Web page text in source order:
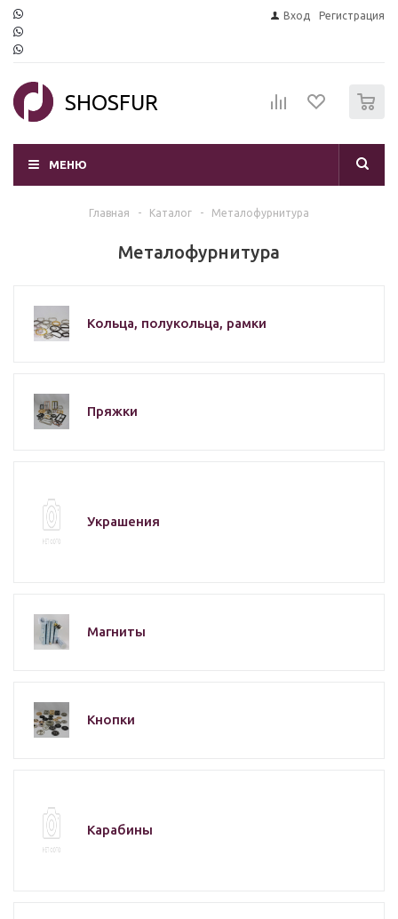
Вход Регистрация
SHOSFUR
МЕНЮ
Главная - Каталог - Mеталофурнитура
Mеталофурнитура
Кольца, полукольца, рамки
Пряжки
Украшения
Магниты
Кнопки
Карабины